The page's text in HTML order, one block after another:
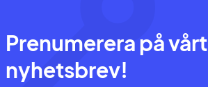
Prenumerera på vårt
nyhetsbrev!